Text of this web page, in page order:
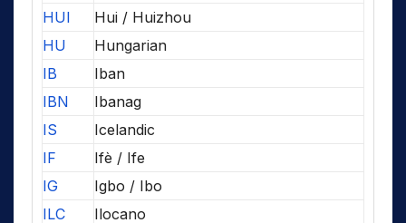
HUI
Hui / Huizhou
HU
Hungarian
IB
Iban
IBN
Ibanag
IS
Icelandic
IF
Ifè / Ife
IG
Igbo / Ibo
ILC
Ilocano